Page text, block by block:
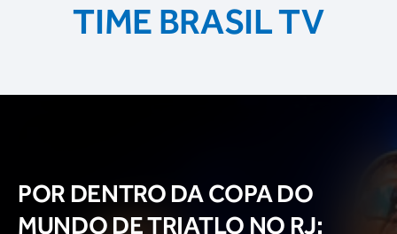
TIME BRASIL TV
POR DENTRO DA COPA DO
MUNDO DE TRIATLO NO RJ: